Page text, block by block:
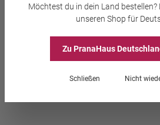
Kerzen Duftkerzen
Krafttier-
„Einhorn“
Möchtest du in dein Land
unseren Shop für
Zu PranaHaus
Schließen Nicht